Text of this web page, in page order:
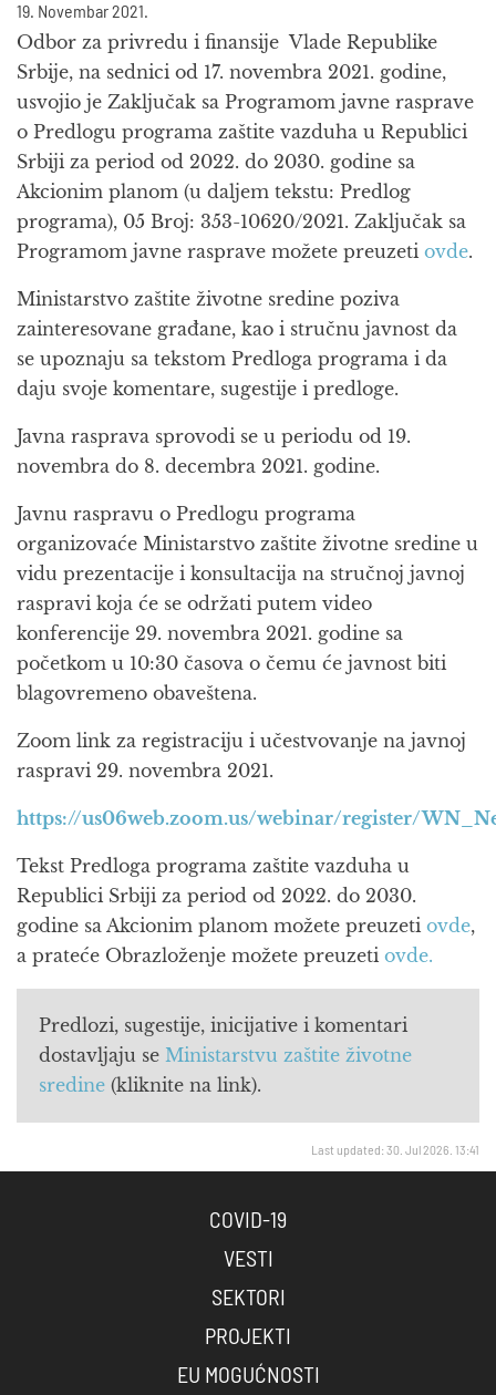
19. Novembar 2021.
Odbor za privredu i finansije Vlade Republike
Srbije, na sednici od 17. novembra 2021. godine,
usvojio je Zaključak sa Programom javne rasprave
o Predlogu programa zaštite vazduha u Republici
Srbiji za period od 2022. do 2030. godine sa
Akcionim planom (u daljem tekstu: Predlog
programa), 05 Broj: 353-10620/2021. Zaključak sa
Programom javne rasprave možete preuzeti ovde.
Ministarstvo zaštite životne sredine poziva
zainteresovane građane, kao i stručnu javnost da
se upoznaju sa tekstom Predloga programa i da
daju svoje komentare, sugestije i predloge.
Javna rasprava sprovodi se u periodu od 19.
novembra do 8. decembra 2021. godine.
Javnu raspravu o Predlogu programa
organizovaće Ministarstvo zaštite životne sredine u
vidu prezentacije i konsultacija na stručnoj javnoj
raspravi koja će se održati putem video
konferencije 29. novembra 2021. godine sa
početkom u 10:30 časova o čemu će javnost biti
blagovremeno obaveštena.
Zoom link za registraciju i učestvovanje na javnoj
raspravi 29. novembra 2021.
https://us06web.zoom.us/webinar/register/
Tekst Predloga programa zaštite vazduha u
Republici Srbiji za period od 2022. do 2030.
godine sa Akcionim planom možete preuzeti ovde,
a prateće Obrazloženje možete preuzeti ovde.
Predlozi, sugestije, inicijative i komentari
dostavljaju se Ministarstvu zaštite životne
sredine (kliknite na link).
Last updated: 30. Jul 2026. 13:41
COVID-19
VESTI
SEKTORI
PROJEKTI
EU MOGUĆNOSTI